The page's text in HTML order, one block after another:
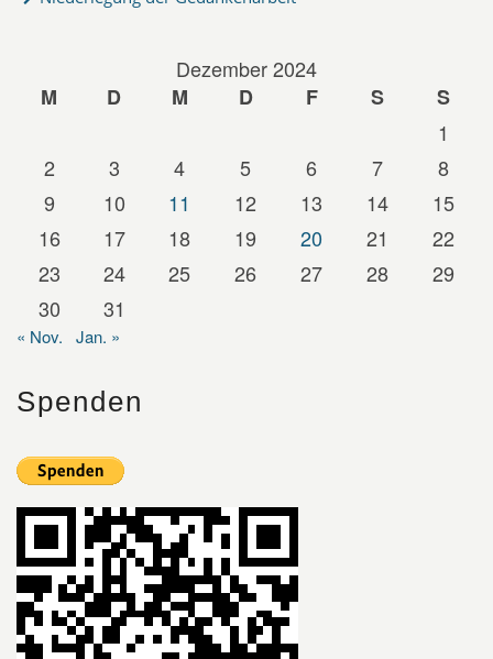
Dezember 2024
M
D M D F S
S
1
2
3 4 5 6 7
8
9
10 11 12 13 14
15
16
17 18 19 20 21
22
23
24 25 26 27 28
29
30
31
« Nov. Jan. »
Spenden